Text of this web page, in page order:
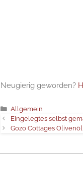
Neugierig geworden?
Categorie
Allgemein
Eingelegtes selbst
Gozo Cottages Olivenöl